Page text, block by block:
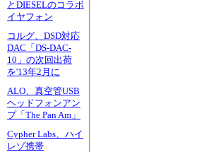
とDIESELのコラボ
イヤフォン
コルグ、DSD対応
DAC「DS-DAC-
10」の次回出荷
を'13年2月に
ALO、真空管USB
ヘッドフォンアン
プ「The Pan Am」
Cypher Labs、ハイ
レゾ携帯